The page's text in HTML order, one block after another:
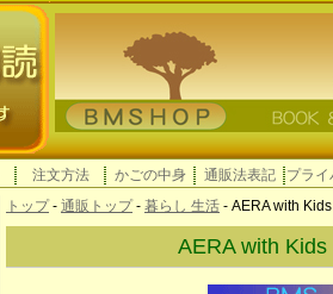
注文方法 かごの中身 通販法表記 プライ
トップ- 通販トップ- 暮らし 生活 - AERA with
AERA with